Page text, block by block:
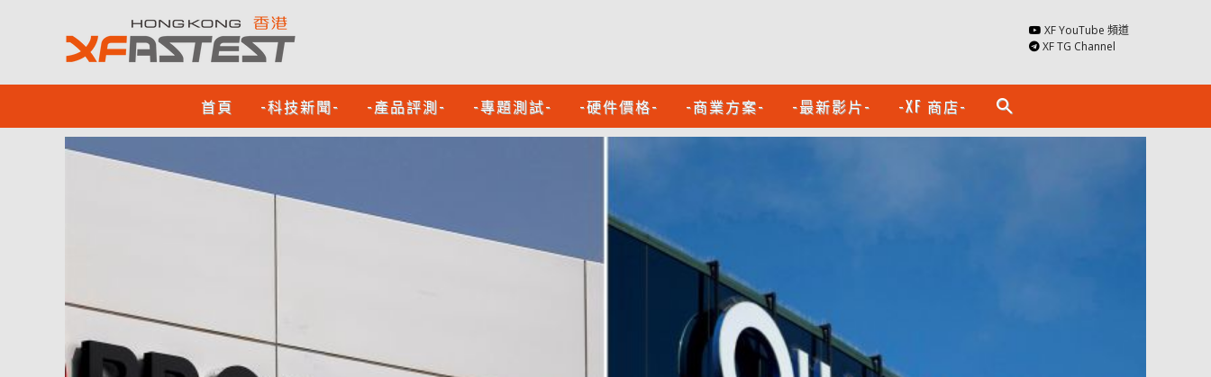
XF YouTube 頻道
XF TG Channel
首頁 -科技新聞- -產品評測- -專題測試- -硬件價格- -商業方案- -最新影片- -XF 商店- search